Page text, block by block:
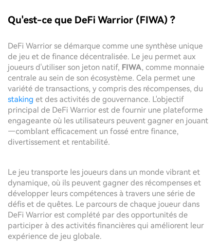
Qu'est-ce que DeFi Warrior (FIWA) ?
DeFi Warrior se démarque comme une synthèse unique
de jeu et de finance décentralisée. Le jeu permet aux
joueurs d'utiliser son jeton natif, FIWA, comme monnaie
centrale au sein de son écosystème. Cela permet une
variété de transactions, y compris des récompenses, du
staking et des activités de gouvernance. L'objectif
principal de DeFi Warrior est de fournir une plateforme
engageante où les utilisateurs peuvent gagner en jouant
—comblant efficacement un fossé entre finance,
divertissement et rentabilité.
Le jeu transporte les joueurs dans un monde vibrant et
dynamique, où ils peuvent gagner des récompenses et
développer leurs compétences à travers une série de
défis et de quêtes. Le parcours de chaque joueur dans
DeFi Warrior est complété par des opportunités de
participer à des activités financières qui améliorent leur
expérience de jeu globale.